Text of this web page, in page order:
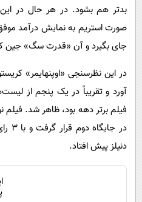
بدتر هم بشود. در هر حال در
جای بگیرد و آن «قدرت سگ» جین
در این نظرسنجی «اوپنهایمر»
در
دنیلز پیش افتاد.